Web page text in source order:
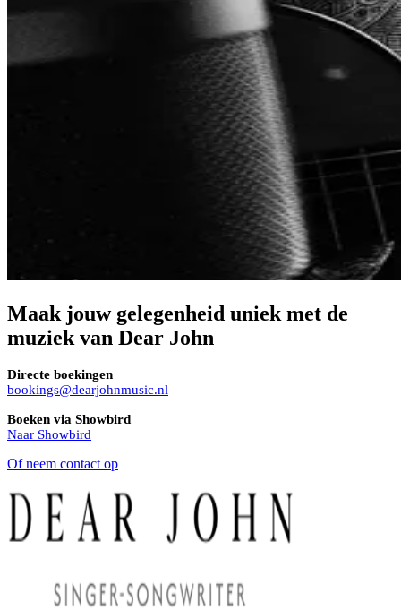
Maak jouw gelegenheid uniek met de
muziek van Dear John
Directe boekingen
bookings@dearjohnmusic.nl
Boeken via Showbird
Naar Showbird
Of neem contact op